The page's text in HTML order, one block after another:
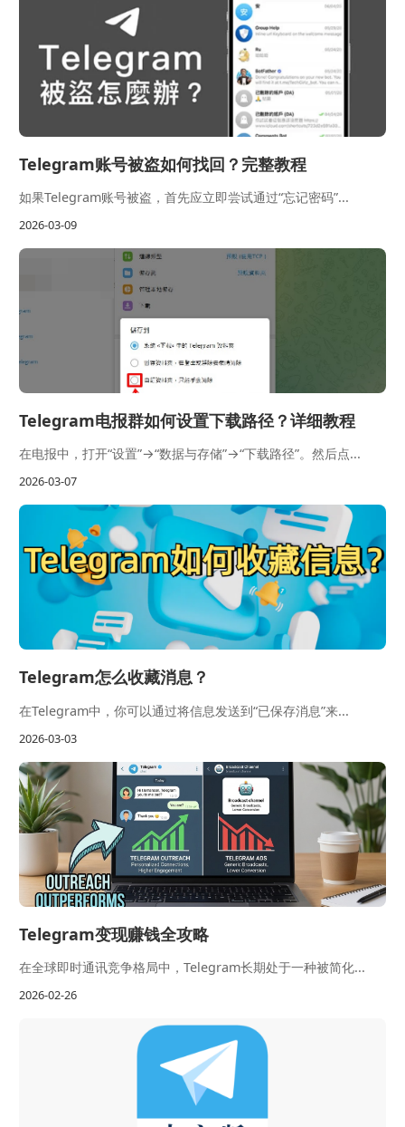
Telegram账号被盗如何找回？完整教程
如果Telegram账号被盗，首先应立即尝试通过“忘记密码”...
2026-03-09
Telegram电报群如何设置下载路径？详细教程
在电报中，打开“设置”→“数据与存储”→“下载路径”。然后点...
2026-03-07
Telegram怎么收藏消息？
在Telegram中，你可以通过将信息发送到“已保存消息”来...
2026-03-03
Telegram变现赚钱全攻略
在全球即时通讯竞争格局中，Telegram长期处于一种被简化...
2026-02-26